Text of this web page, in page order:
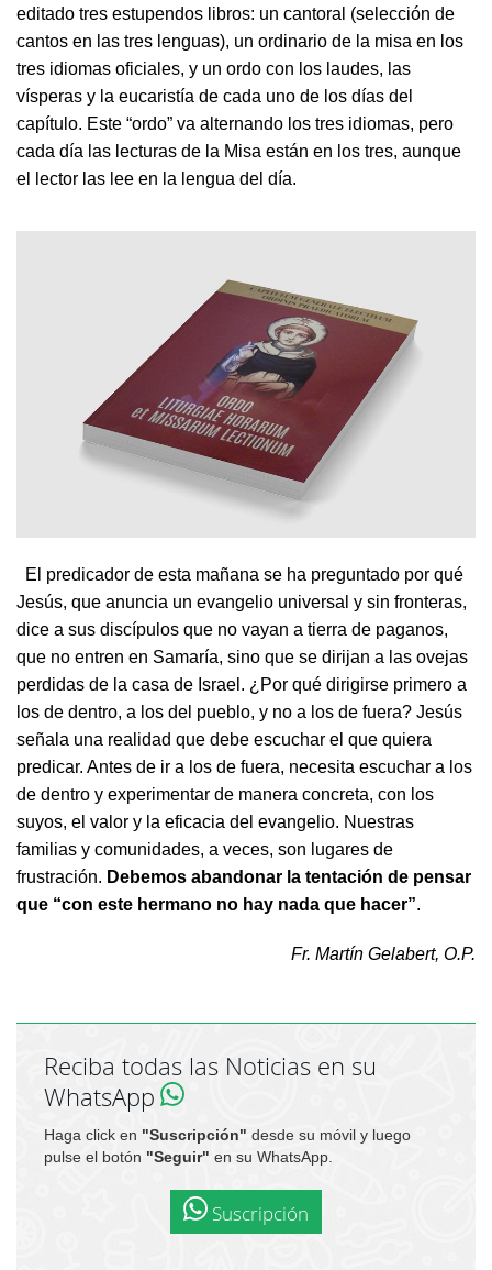
editado tres estupendos libros: un cantoral (selección de
cantos en las tres lenguas), un ordinario de la misa en los
tres idiomas oficiales, y un ordo con los laudes, las
vísperas y la eucaristía de cada uno de los días del
capítulo. Este “ordo” va alternando los tres idiomas, pero
cada día las lecturas de la Misa están en los tres, aunque
el lector las lee en la lengua del día.
El predicador de esta mañana se ha preguntado por qué
Jesús, que anuncia un evangelio universal y sin fronteras,
dice a sus discípulos que no vayan a tierra de paganos,
que no entren en Samaría, sino que se dirijan a las ovejas
perdidas de la casa de Israel. ¿Por qué dirigirse primero a
los de dentro, a los del pueblo, y no a los de fuera? Jesús
señala una realidad que debe escuchar el que quiera
predicar. Antes de ir a los de fuera, necesita escuchar a los
de dentro y experimentar de manera concreta, con los
suyos, el valor y la eficacia del evangelio. Nuestras
familias y comunidades, a veces, son lugares de
frustración. Debemos abandonar la tentación de pensar
que “con este hermano no hay nada que hacer”.
Fr. Martín Gelabert, O.P.
Reciba todas las Noticias en su
WhatsApp
Haga click en "Suscripción" desde su móvil y luego
pulse el botón "Seguir" en su WhatsApp.
Suscripción